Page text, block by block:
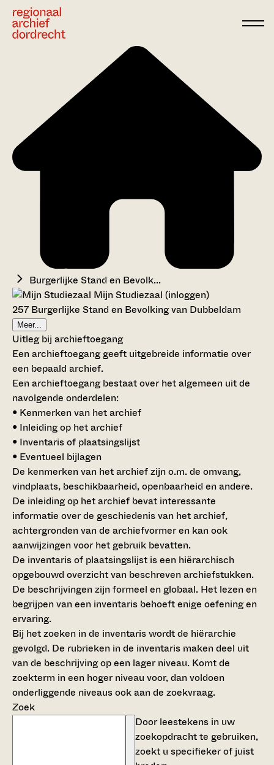
Burgerlijke Stand en Bevolk...
Mijn Studiezaal (inloggen)
257 Burgerlijke Stand en Bevolking van Dubbeldam
Meer...
Uitleg bij archieftoegang
Een archieftoegang geeft uitgebreide informatie over
een bepaald archief.
Een archieftoegang bestaat over het algemeen uit de
navolgende onderdelen:
• Kenmerken van het archief
• Inleiding op het archief
• Inventaris of plaatsingslijst
• Eventueel bijlagen
De kenmerken van het archief zijn o.m. de omvang,
vindplaats, beschikbaarheid, openbaarheid en andere.
De inleiding op het archief bevat interessante
informatie over de geschiedenis van het archief,
achtergronden van de archiefvormer en kan ook
aanwijzingen voor het gebruik bevatten.
De inventaris of plaatsingslijst is een hiërarchisch
opgebouwd overzicht van beschreven archiefstukken.
De beschrijvingen zijn formeel en globaal. Het lezen en
begrijpen van een inventaris behoeft enige oefening en
ervaring.
Bij het zoeken in de inventaris wordt de hiërarchie
gevolgd. De rubrieken in de inventaris maken deel uit
van de beschrijving op een lager niveau. Komt de
zoekterm in een hoger niveau voor, dan voldoen
onderliggende niveaus ook aan de zoekvraag.
Zoek
Door leestekens in uw
zoekopdracht te gebruiken,
zoekt u specifieker of juist